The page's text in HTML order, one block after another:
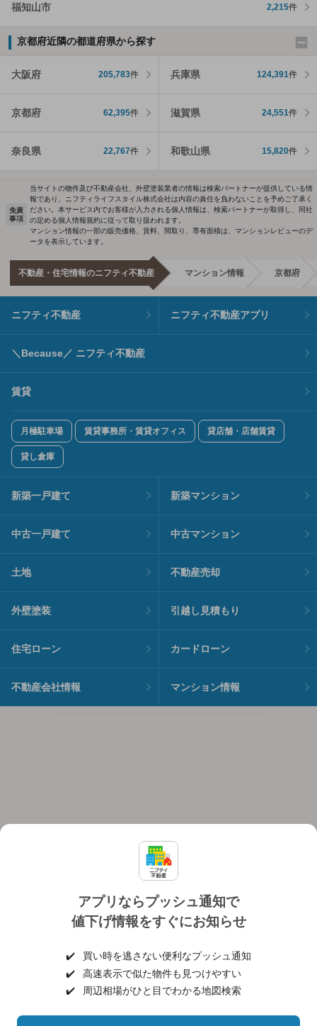
福知山市 2,215件
京都府近隣の都道府県から探す
大阪府 205,783件 兵庫県 124,391件
京都府 62,395件 滋賀県 24,551件
奈良県 22,767件 和歌山県 15,820件
アプリならプッシュ通知で
値下げ情報をすぐにお知らせ
✔️
買い時を逃さない便利なプッシュ通知
✔️
高速表示で似た物件も見つけやすい
✔️
周辺相場がひと目でわかる地図検索
免責
事項
当サイトの物件及び不動産会社、外壁塗装業者の情報は検索パートナーが提供している情
報であり、ニフティライフスタイル株式会社は内容の責任を負わないことを予めご了承く
ださい。本サービス内でお客様が入力される個人情報は、検索パートナーが取得し、同社
の定める個人情報規約に従って取り扱われます。
マンション情報の一部の販売価格、賃料、間取り、専有面積は、マンションレビューのデ
ータを表示しています。
不動産・住宅情報のニフティ不動産 マンション情報 京都府
ニフティ不動産 ニフティ不動産アプリ
＼Because／ ニフティ不動産
賃貸
月極駐車場 賃貸事務所・賃貸オフィス 貸店舗・店舗賃貸
貸し倉庫
新築一戸建て 新築マンション
中古一戸建て 中古マンション
土地 不動産売却
外壁塗装 引越し見積もり
住宅ローン カードローン
不動産会社情報 マンション情報
個人情報保護ポリシー 利用規約
ヘルプ・お問い合わせ 採用情報